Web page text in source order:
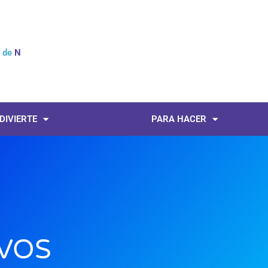
de Noticias
PARA HACER